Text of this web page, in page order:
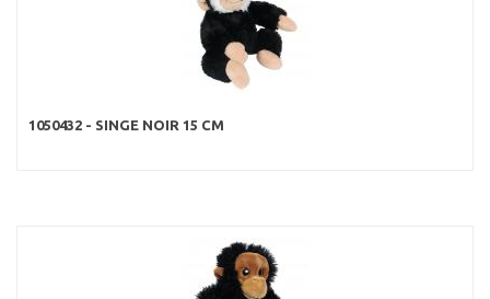
1050432 - SINGE NOIR 15 CM